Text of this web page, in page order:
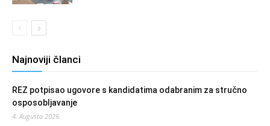
Najnoviji članci
REZ potpisao ugovore s kandidatima odabranim za stručno
osposobljavanje
4. Augusta 2026.